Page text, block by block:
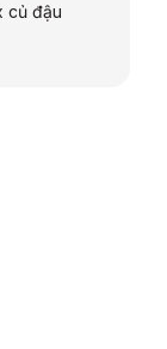
củ đậu